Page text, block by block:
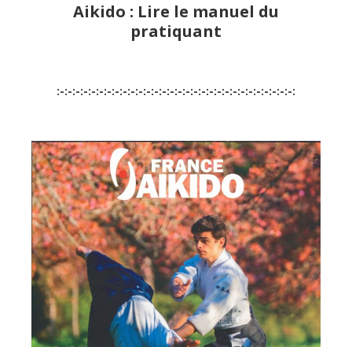
Aikido : Lire le manuel du
pratiquant
:-:-:-:-:-:-:-:-:-:-:-:-:-:-:-:-:-:-:-:-:-:-:-:-:-:-:-:-:-:-: